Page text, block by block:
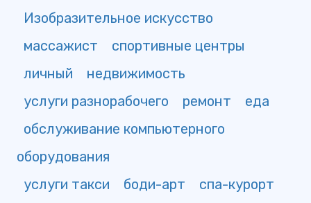
Изобразительное искусство
массажист
спортивные центры
личный
недвижимость
услуги разнорабочего
ремонт
еда
обслуживание компьютерного
оборудования
услуги такси
боди-арт
спа-курорт